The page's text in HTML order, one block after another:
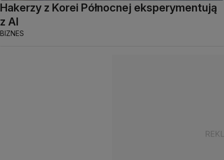
Hakerzy z Korei Północnej eksperymentują
z AI
BIZNES